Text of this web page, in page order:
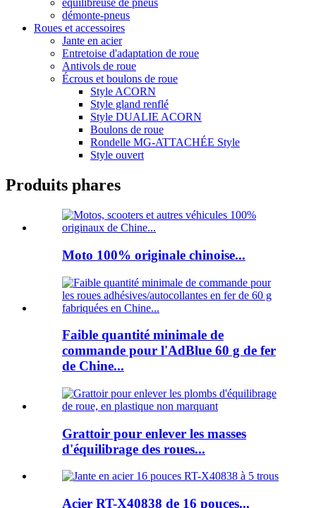
équilibreuse de pneus
démonte-pneus
Roues et accessoires
Jante en acier
Entretoise d'adaptation de roue
Antivols de roue
Écrous et boulons de roue
Style ACORN
Style gland renflé
Style DUALIE ACORN
Boulons de roue
Rondelle MG-ATTACHÉE Style
Style ouvert
Produits phares
Moto 100% originale chinoise...
Faible quantité minimale de
commande pour l'AdBlue 60 g de fer
de Chine...
Grattoir pour enlever les masses
d'équilibrage des roues...
Acier RT-X40838 de 16 pouces...